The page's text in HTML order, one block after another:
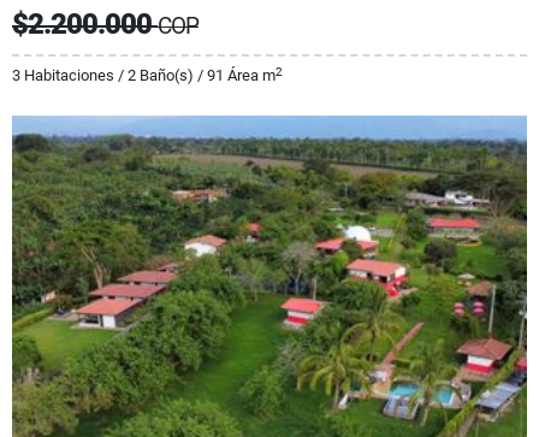
$2.200.000COP
3 Habitaciones / 2 Baño(s) / 91 Área m2